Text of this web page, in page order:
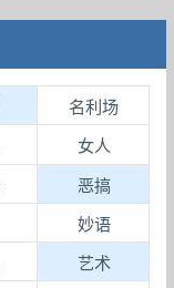
名利场
女人
恶搞
妙语
艺术